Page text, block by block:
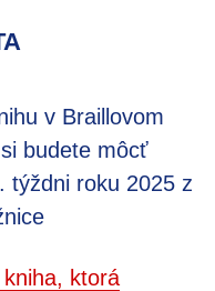
v Braillovom
budete môcť
týždni roku 2025 z
ktorá